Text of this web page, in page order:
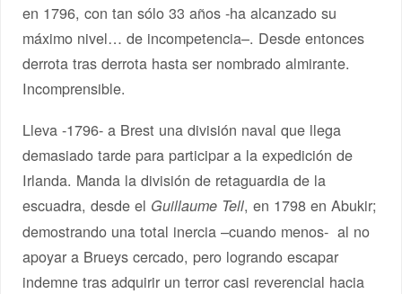
en 1796, con tan sólo 33 años -ha alcanzado su
máximo nivel… de incompetencia–. Desde entonces
derrota tras derrota hasta ser nombrado almirante.
Incomprensible.
Lleva -1796- a Brest una división naval que llega
demasiado tarde para participar a la expedición de
Irlanda. Manda la división de retaguardia de la
escuadra, desde el Guillaume Tell, en 1798 en Abukir;
demostrando una total inercia –cuando menos- al no
apoyar a Brueys cercado, pero logrando escapar
indemne tras adquirir un terror casi reverencial hacia